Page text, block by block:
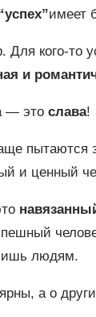
имеет
Для кого-то
и
— это слава!
пытаются
и ценный
людям.
а о